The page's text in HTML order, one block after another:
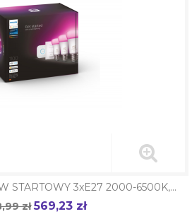
STARTOWY 3xE27 2000-6500K,...
zł Cena
569,23 zł